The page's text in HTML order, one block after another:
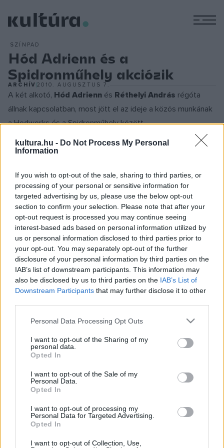
kultura.hu - Do Not Process My Personal
Information
If you wish to opt-out of the sale, sharing to third parties, or
processing of your personal or sensitive information for
targeted advertising by us, please use the below opt-out
section to confirm your selection. Please note that after your
opt-out request is processed you may continue seeing
interest-based ads based on personal information utilized by
us or personal information disclosed to third parties prior to
your opt-out. You may separately opt-out of the further
disclosure of your personal information by third parties on the
IAB’s list of downstream participants. This information may
also be disclosed by us to third parties on the IAB’s List of
Downstream Participants that may further disclose it to other
Please note that this website/app uses one or more Google
not limited to your visit or usage behaviour. You may click to
grant or deny consent to Google and its third-party tags to
use your data for below specified purposes in below Google
consent section.
Personal Data Processing Opt Outs
I want to opt-out of the Sharing of my
personal data.
Opted In
I want to opt-out of the Sale of my
Personal Data.
Opted In
I want to opt-out of processing my
Personal Data for Targeted Advertising.
Opted In
I want to opt-out of Collection, Use,
SZÍNPAD
Hód Adrienn és a
Spidronműhely akciózik
ARCHÍV2010. AUGUSZTUS 7.
A két alkotó, Hód Adrienn és Réthelyi András régóta
állnak kapcsolatban, most jött el az ideje a közös munkának
a Hodworks és a Spidronműhely között.
legújabb művében újra megkérdőjelez mindent és mindenkit,
aki csak az útjába kerül. De teszi ezt egy orvos
precizitásával, egy óramű pontosságával, egy komikus
koncentrálásával. Hód fő módszere a dekonstrukció, a
mozdulatsorok visszabontása és sokszor szabad
asszociációk során történő újraépítése. A Hodworks
darabok mondanivalója maga a tánc, adott esetben a táncos
élete, az előadó identitása, amely legtöbbször öniróniával és
humorral fejeződik ki.
A Millenárison látható előadásban a zene együtt születik a
megszokhattuk, az élőben jelenlévő zenészek maguk is a
koreográfia részei, párbeszédben vannak a táncosokkal, és
a beépített szöveg szintén az előadás szerves része lesz.